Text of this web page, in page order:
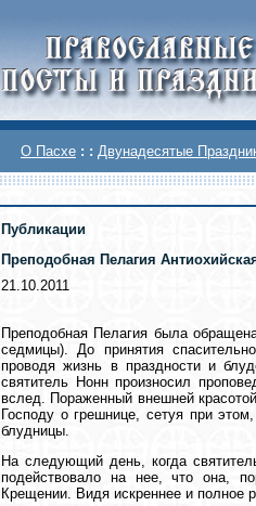
О Пасхе : : Двунадесятые
Публикации
Преподобная Пелагия
21.10.2011
Преподобная Пелагия была
седмицы). До принятия
проводя жизнь в праздности и
святитель Нонн произносил
вслед. Пораженный внешней
Господу о грешнице, сетуя при
блудницы.
На следующий день, когда
подействовало на нее, что она,
Крещении. Видя искреннее и полное